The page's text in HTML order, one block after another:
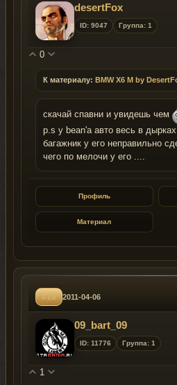
desertFox
ID: 9047 Группа: 1
0
К материалу: BMW X6 M by
скачай спавни и увидешь чем
p.s у bean'a авто весь в
багажник у его неправильно
чего по мелочи у его ....
Профиль
Материал
#10 2011-04-06
09_bart_09
ID: 11776 Группа: 1
1